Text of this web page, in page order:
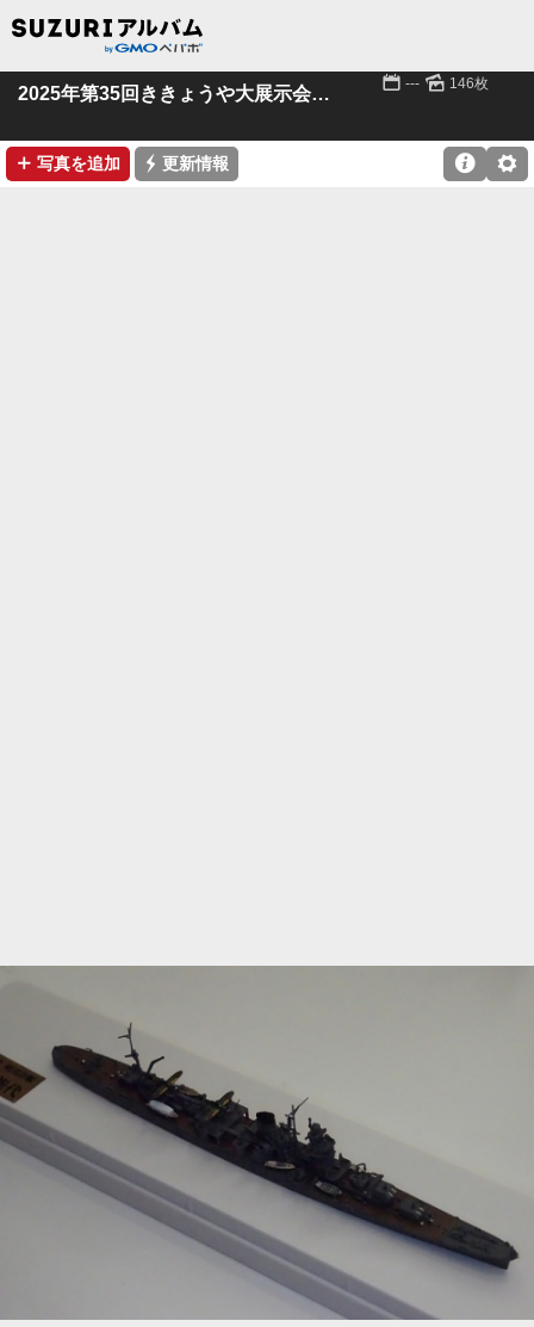
2025年第35回ききょうや大展示会 その１ 📅 --- 🌄 146枚
➕ 写真を追加 ⚡ 更新情報 ⚙
